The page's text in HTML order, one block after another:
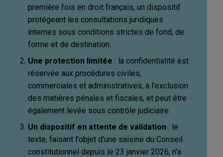
première fois en droit français, un dispositif
protégeant les consultations juridiques
internes sous conditions strictes de fond, de
forme et de destination.
Une protection limitée : la confidentialité est
réservée aux procédures civiles,
commerciales et administratives, à l'exclusion
des matières pénales et fiscales, et peut être
également levée sous contrôle judiciaire.
Un dispositif en attente de validation : le
texte, faisant l'objet d'une saisine du Conseil
constitutionnel depuis le 23 janvier 2026, n'a